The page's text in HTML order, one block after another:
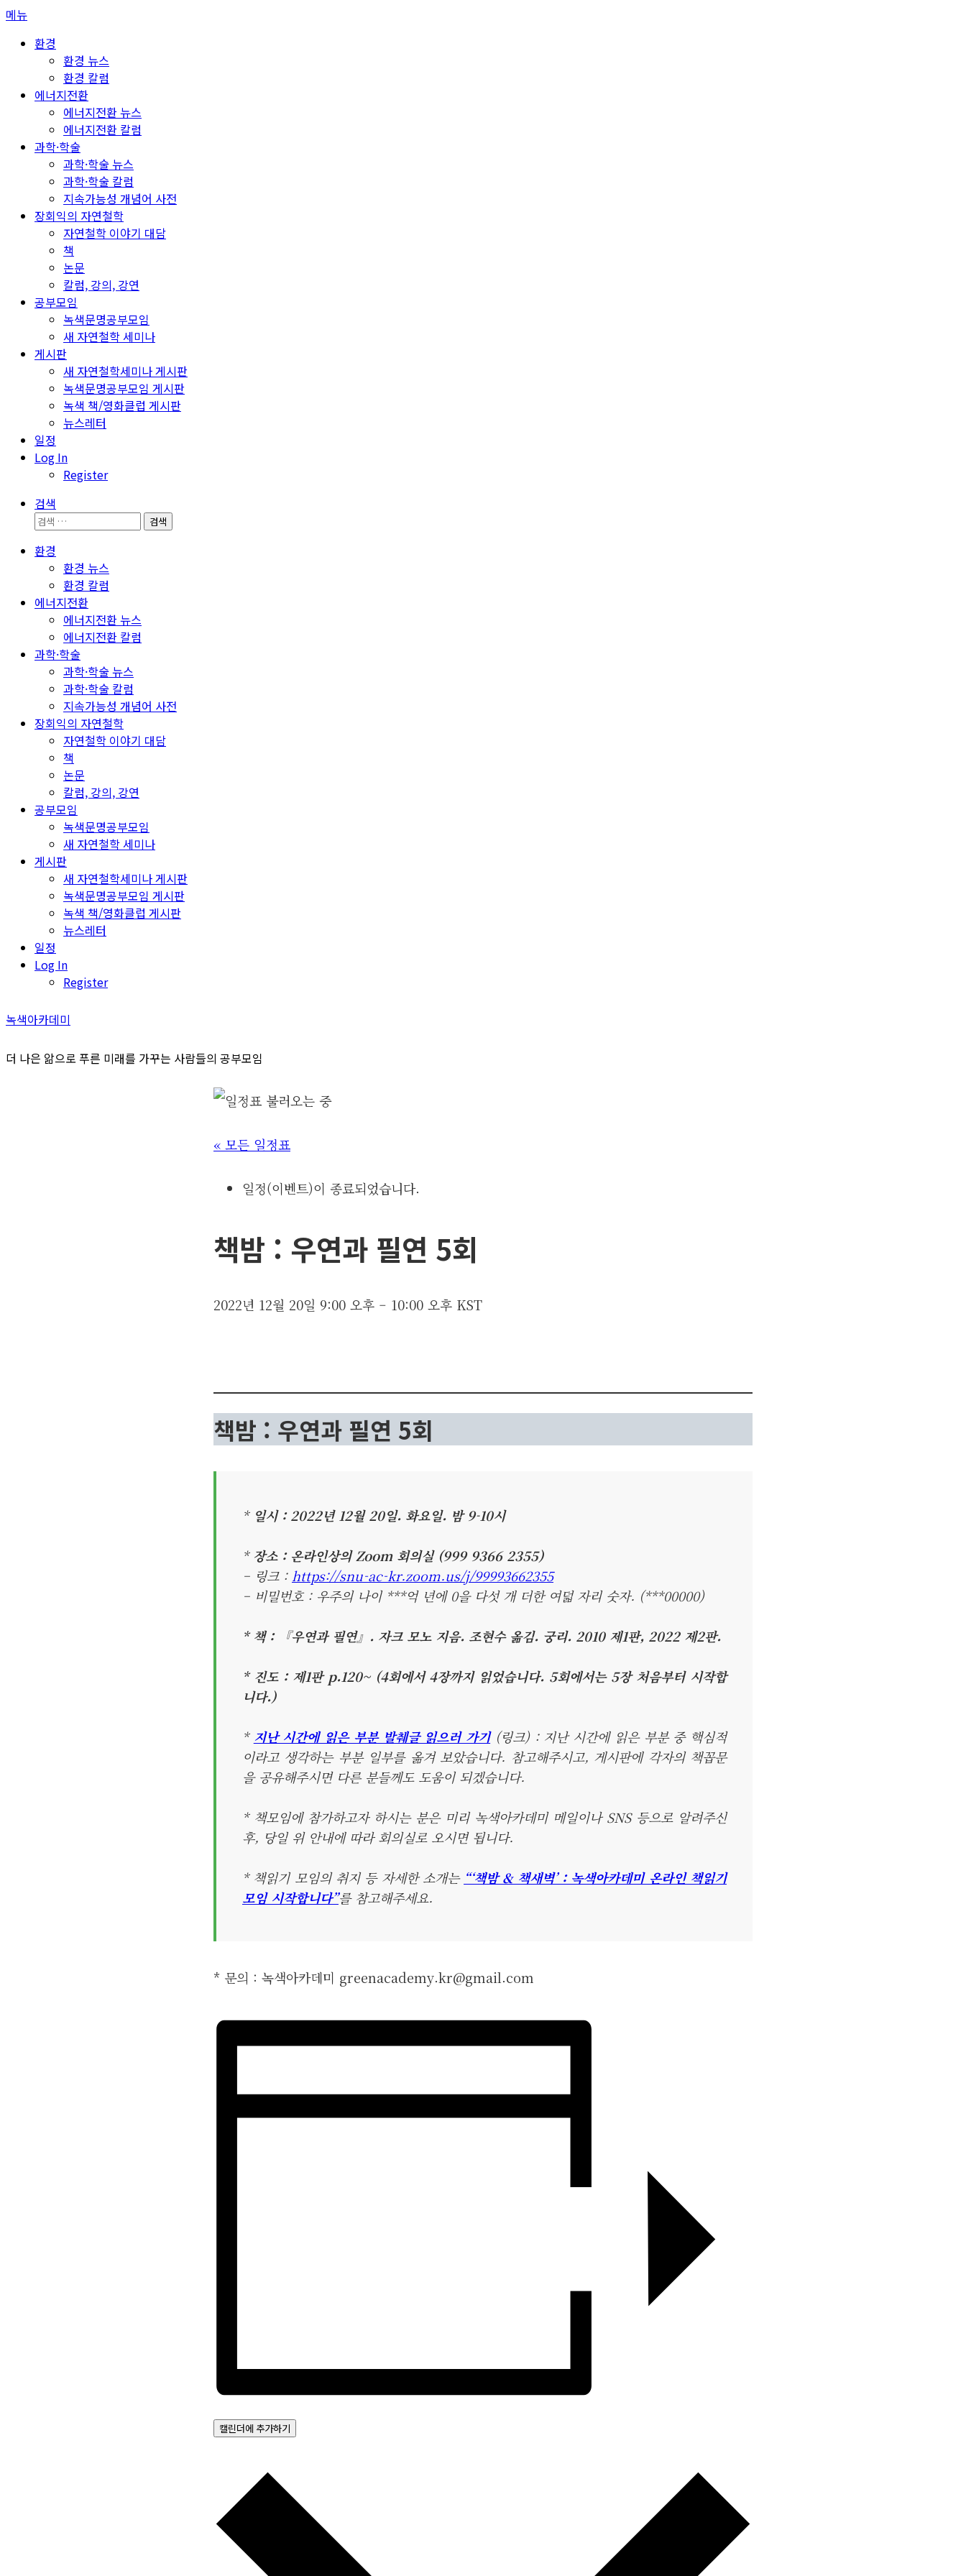
콘
메뉴
환경
환경 뉴스
환경 칼럼
에너지전환
에너지전환 뉴스
에너지전환 칼럼
과학·학술
과학·학술 뉴스
과학·학술 칼럼
지속가능성 개념어 사전
장회익의 자연철학
자연철학 이야기 대담
책
논문
칼럼, 강의, 강연
공부모임
녹색문명공부모임
새 자연철학 세미나
게시판
새 자연철학세미나 게시판
녹색문명공부모임 게시판
녹색 책/영화클럽 게시판
뉴스레터
일정
Log In
Register
검색
검
환경
환경 뉴스
환경 칼럼
에너지전환
에너지전환 뉴스
에너지전환 칼럼
과학·학술
과학·학술 뉴스
과학·학술 칼럼
지속가능성 개념어 사전
장회익의 자연철학
자연철학 이야기 대담
책
논문
칼럼, 강의, 강연
공부모임
녹색문명공부모임
새 자연철학 세미나
게시판
새 자연철학세미나 게시판
녹색문명공부모임 게시판
녹색 책/영화클럽 게시판
뉴스레터
일정
Log In
Register
녹색아카데미
더 나은 앎으로 푸른 미래를 가꾸는 사람들의 공부모임
« 모든 일정표
일정(이벤트)이 종료되었습니다.
책밤 : 우연과 필연 5회
2022년 12월 20일 9:00 오후 – 10:00 오후 KST
책밤 : 우연과 필연 5회
* 일시 : 2022년 12월 20일. 화요일. 밤 9-10시
* 장소 : 온라인상의 Zoom 회의실 (999 9366 2355)
– 링크 : https://snu-ac-kr.zoom.us/j/99993662355
– 비밀번호 : 우주의 나이 ***억 년에 0을 다섯 개 더한 여덟 자리 숫자. (***00000)
* 책 : 『우연과 필연』. 자크 모노 지음. 조현수 옮김. 궁리. 2010 제1판, 2022 제2판.
* 진도 : 제1판 p.120~ (4회에서 4장까지 읽었습니다. 5회에서는 5장 처음부터 시작합
니다.)
* 지난 시간에 읽은 부분 발췌글 읽으러 가기(링크) : 지난 시간에 읽은 부분 중 핵심적
이라고 생각하는 부분 일부를 옮겨 보았습니다. 참고해주시고, 게시판에 각자의 책꼽문
을 공유해주시면 다른 분들께도 도움이 되겠습니다.
* 책모임에 참가하고자 하시는 분은 미리 녹색아카데미 메일이나 SNS 등으로 알려주신
후, 당일 위 안내에 따라 회의실로 오시면 됩니다.
* 책읽기 모임의 취지 등 자세한 소개는 “‘책밤 & 책새벽’ : 녹색아카데미 온라인 책읽기
모임 시작합니다”를 참고해주세요.
* 문의 : 녹색아카데미 greenacademy.kr@gmail.com
캘린더에 추가하기